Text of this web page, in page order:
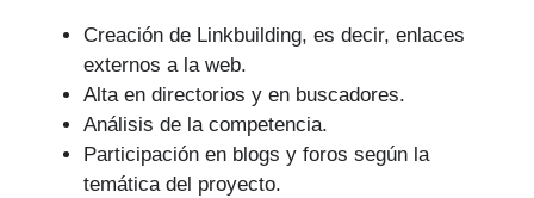
Creación de Linkbuilding, es decir, enlaces
externos a la web.
Alta en directorios y en buscadores.
Análisis de la competencia.
Participación en blogs y foros según la
temática del proyecto.